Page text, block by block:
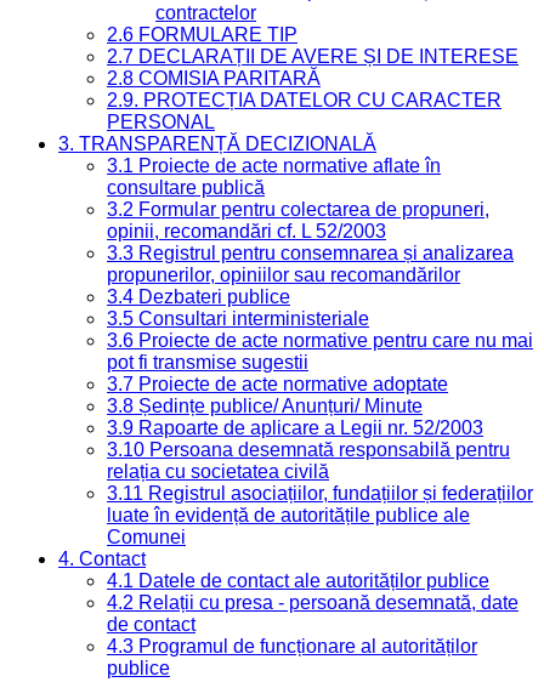
contractelor
2.6 FORMULARE TIP
2.7 DECLARAȚII DE AVERE ȘI DE INTERESE
2.8 COMISIA PARITARĂ
2.9. PROTECȚIA DATELOR CU CARACTER
PERSONAL
3. TRANSPARENȚĂ DECIZIONALĂ
3.1 Proiecte de acte normative aflate în
consultare publică
3.2 Formular pentru colectarea de propuneri,
opinii, recomandări cf. L 52/2003
3.3 Registrul pentru consemnarea și analizarea
propunerilor, opiniilor sau recomandărilor
3.4 Dezbateri publice
3.5 Consultari interministeriale
3.6 Proiecte de acte normative pentru care nu mai
pot fi transmise sugestii
3.7 Proiecte de acte normative adoptate
3.8 Ședințe publice/ Anunțuri/ Minute
3.9 Rapoarte de aplicare a Legii nr. 52/2003
3.10 Persoana desemnată responsabilă pentru
relația cu societatea civilă
3.11 Registrul asociațiilor, fundațiilor și federațiilor
luate în evidență de autoritățile publice ale
Comunei
4. Contact
4.1 Datele de contact ale autorităților publice
4.2 Relații cu presa - persoană desemnată, date
de contact
4.3 Programul de funcționare al autorităților
publice